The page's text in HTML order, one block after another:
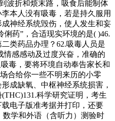
波折和烦末路，吸食后能制体
本人没有吸毒，若是持久服用
神经系统毁伤，使人发生和妄
俐药”，合适现实环境的是( )46.
类药品办理？62.吸毒人员是
情感感动及过度兴奋，准确的
毒，要将环境自动奉告家长和
合给你一些不明来历的小零
成缺氧、中枢神经系统损害，
科学研究证明，考生
电子版准考据并打印，还要
数学和外语（含听力）测验时